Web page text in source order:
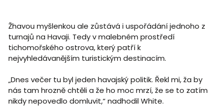
Žhavou myšlenkou ale zůstává i uspořádání jednoho z
turnajů na Havaji. Tedy v malebném prostředí
tichomořského ostrova, který patří k
nejvyhledávanějším turistickým destinacím.
„Dnes večer tu byl jeden havajský politik. Řekl mi, ža by
nás tam hrozně chtěli a že ho moc mrzí, že se to zatím
nikdy nepovedlo domluvit,“ nadhodil White.